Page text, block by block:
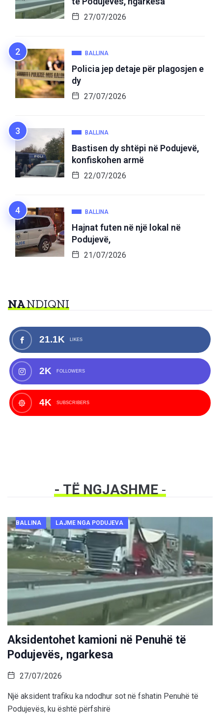
27/07/2026
BALLINA
Policia jep detaje për plagosjen e
dy
27/07/2026
BALLINA
Bastisen dy shtëpi në Podujevë,
konfiskohen armë
22/07/2026
BALLINA
Hajnat futen në një lokal në
Podujevë,
21/07/2026
NANDIQNI
21.1K LIKES
2K FOLLOWERS
4K SUBSCRIBERS
- TË NGJASHME -
BALLINA LAJME NGA PODUJEVA
Aksidentohet kamioni në Penuhë të
Podujevës, ngarkesa
27/07/2026
Një aksident trafiku ka ndodhur sot në fshatin Penuhë të
Podujevës, ku është përfshirë